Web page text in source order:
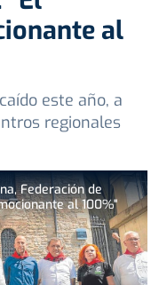
al
este año, a
regionales
Federación de
al 100%"